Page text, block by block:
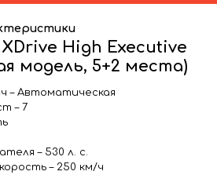
High Executive
модель, 5+2 места)
– Автоматическая
– 7
– 530 л. с.
– 250 км/ч